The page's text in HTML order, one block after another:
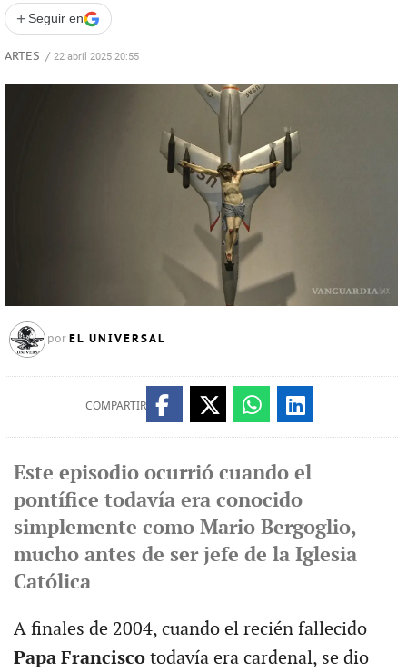
+ Seguir en
ARTES / 22 abril 2025 20:55
por EL UNIVERSAL
COMPARTIR
Este episodio ocurrió cuando el
pontífice todavía era conocido
simplemente como Mario Bergoglio,
mucho antes de ser jefe de la Iglesia
Católica
A finales de 2004, cuando el recién fallecido
Papa Franciscotodavía era cardenal, se dio